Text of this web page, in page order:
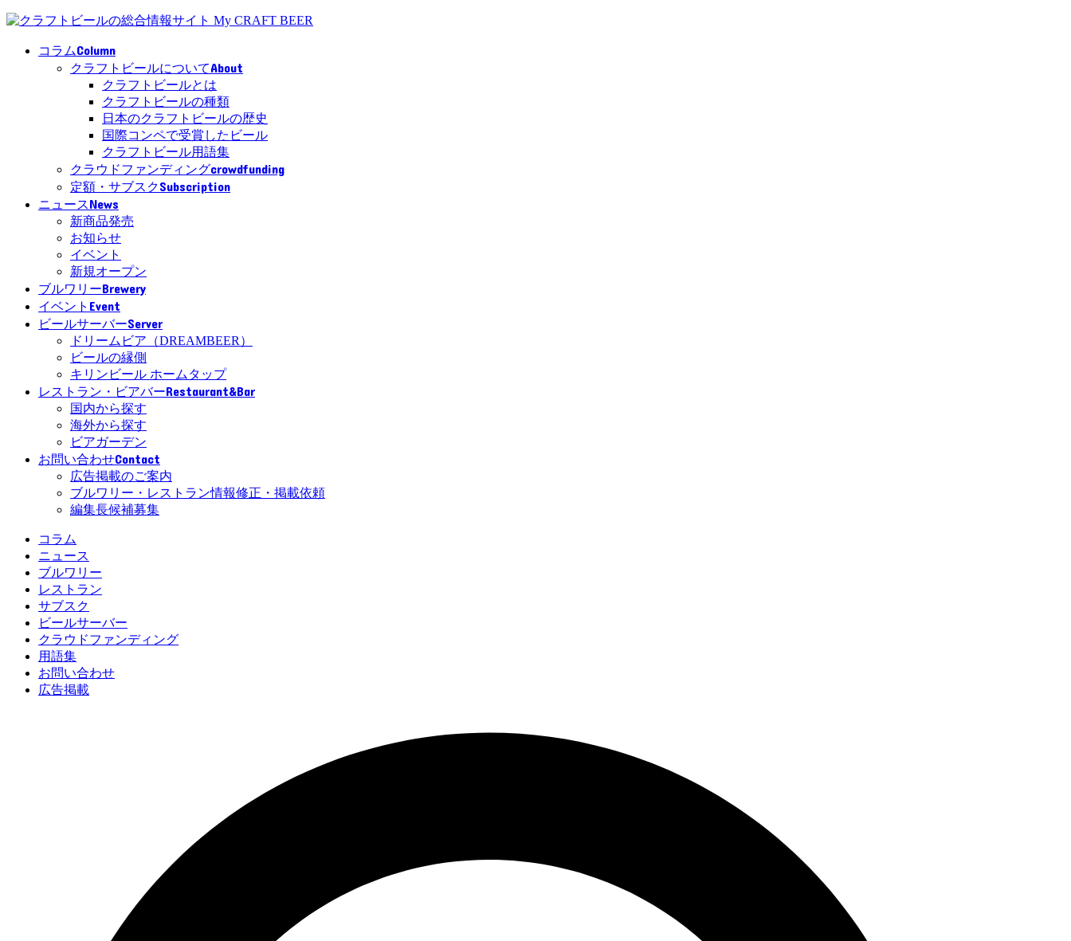
コラムColumn
クラフトビールについてAbout
クラフトビールとは
クラフトビールの種類
日本のクラフトビールの歴史
国際コンペで受賞したビール
クラフトビール用語集
クラウドファンディングcrowdfunding
定額・サブスクSubscription
ニュースNews
新商品発売
お知らせ
イベント
新規オープン
ブルワリーBrewery
イベント Event
ビールサーバーServer
ドリームビア（DREAMBEER）
ビールの縁側
キリンビール ホームタップ
レストラン・ビアバーRestaurant&Bar
国内から探す
海外から探す
ビアガーデン
お問い合わせContact
広告掲載のご案内
ブルワリー・レストラン情報修正・掲載依頼
編集長候補募集
コラム
ニュース
ブルワリー
レストラン
サブスク
ビールサーバー
クラウドファンディング
用語集
お問い合わせ
広告掲載